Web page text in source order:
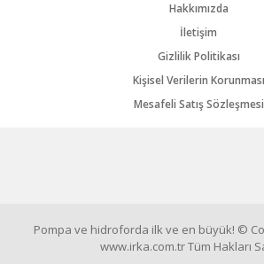
Hakkımızda
İletişim
Gizlilik Politikası
Kişisel Verilerin Korunması
Mesafeli Satış Sözleşmesi
Pompa ve hidroforda ilk ve en büyük! ©
www.irka.com.tr Tüm Hakları